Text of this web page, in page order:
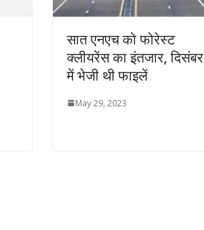
सात एनएच को फोरेस्ट
क्लीयरेंस का इंतजार, दिसंबर
में भेजी थी फाइलें
May 29, 2023